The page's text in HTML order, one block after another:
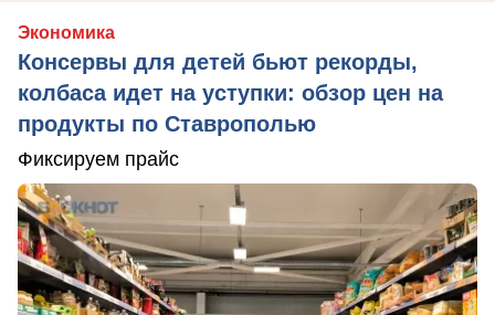
Экономика
Консервы для детей бьют рекорды,
колбаса идет на уступки: обзор цен на
продукты по Ставрополью
Фиксируем прайс